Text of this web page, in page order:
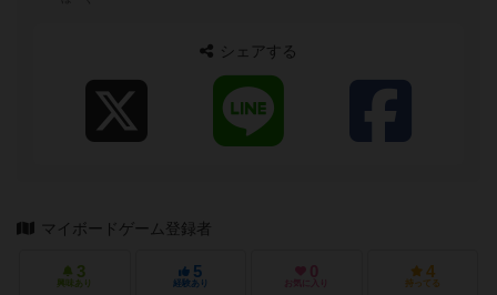
シェアする
マイボードゲーム登録者
3
興味あり
5
経験あり
0
お気に入り
4
持ってる